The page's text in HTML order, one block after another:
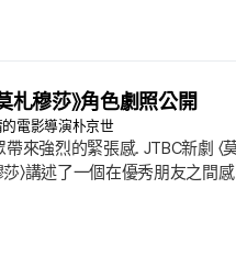
札穆莎》角色劇照公開
電影導演朴京世
強烈的緊張感. JTBC新劇 〈莫
〉講述了一個在優秀朋友之